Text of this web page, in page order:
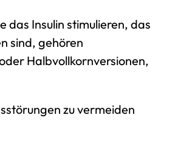
das Insulin stimulieren, das
sind, gehören
Halbvollkornversionen,
zu vermeiden